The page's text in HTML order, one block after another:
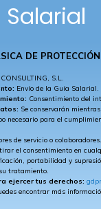
Salarial
DE
S.L.
Envío de la Guía Salarial.
Consentimiento del
Se conservarán
necesario para el
de servicio o colaboradores.
el consentimiento en
portabilidad y
tratamiento.
ejercer tus derechos:
encontrar más